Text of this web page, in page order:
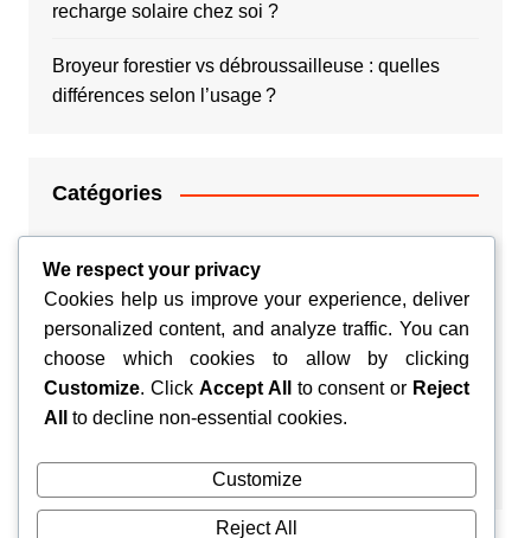
recharge solaire chez soi ?
Broyeur forestier vs débroussailleuse : quelles
différences selon l’usage ?
Catégories
Couple
Habitation
Santé
We respect your privacy
Cookies help us improve your experience, deliver
personalized content, and analyze traffic. You can
choose which cookies to allow by clicking
Customize. Click Accept All to consent or Reject
All
to decline non-essential cookies.
Customize
Reject All